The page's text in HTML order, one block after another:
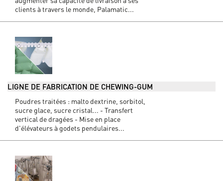
clients à travers le monde, Palamatic...
LIGNE DE FABRICATION DE CHEWING-GUM
Poudres traitées : malto dextrine, sorbitol,
sucre glace, sucre cristal... - Transfert
vertical de dragées - Mise en place
d'élévateurs à godets pendulaires...